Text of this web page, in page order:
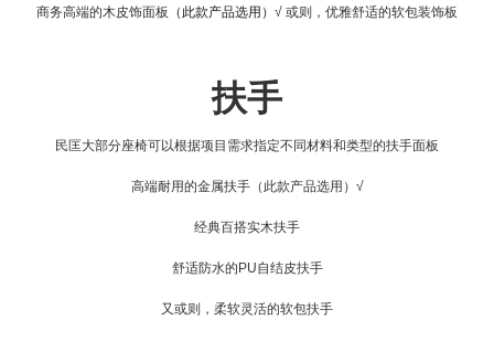
商务高端的木皮饰面板 （此款产品选用） √ 或则，优雅舒适的软包装饰板
扶手
民匡大部分座椅可以根据项目需求指定不同材料和类型的扶手面板
高端耐用的金属扶手（此款产品选用） √
经典百搭实木扶手
舒适防水的PU自结皮扶手
又或则，柔软灵活的软包扶手